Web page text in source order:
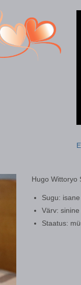
Hugo Wittoryo
Sugu: isane
Värv: sinine
Staatus: